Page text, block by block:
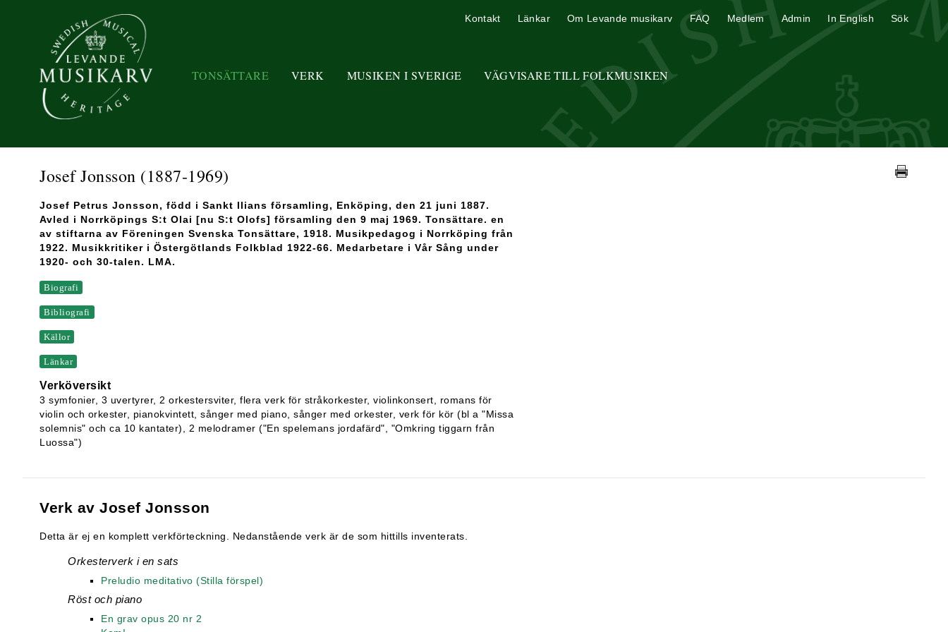
TONSÄTTARE VERK MUSIKEN I SVERIGE VÄGVISARE TILL FOLKMUSIKEN
Kontakt Länkar Om Levande musikarv FAQ Medlem Admin In English Sök
Josef Jonsson (1887-1969)
Josef Petrus Jonsson, född i Sankt Ilians församling, Enköping, den 21 juni 1887.
Avled i Norrköpings S:t Olai [nu S:t Olofs] församling den 9 maj 1969. Tonsättare. en
av stiftarna av Föreningen Svenska Tonsättare, 1918. Musikpedagog i Norrköping från
1922. Musikkritiker i Östergötlands Folkblad 1922-66. Medarbetare i Vår Sång under
1920- och 30-talen. LMA.
Biografi
Bibliografi
Källor
Länkar
Verköversikt
3 symfonier, 3 uvertyrer, 2 orkestersviter, flera verk för stråkorkester, violinkonsert, romans för
violin och orkester, pianokvintett, sånger med piano, sånger med orkester, verk för kör (bl a "Missa
solemnis" och ca 10 kantater), 2 melodramer ("En spelemans jordafärd", "Omkring tiggarn från
Luossa")
Verk av Josef Jonsson
Detta är ej en komplett verkförteckning. Nedanstående verk är de som hittills inventerats.
Orkesterverk i en sats
Preludio meditativo (Stilla förspel)
Röst och piano
En grav opus 20 nr 2